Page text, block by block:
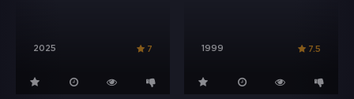
2025 7 1999 7.5